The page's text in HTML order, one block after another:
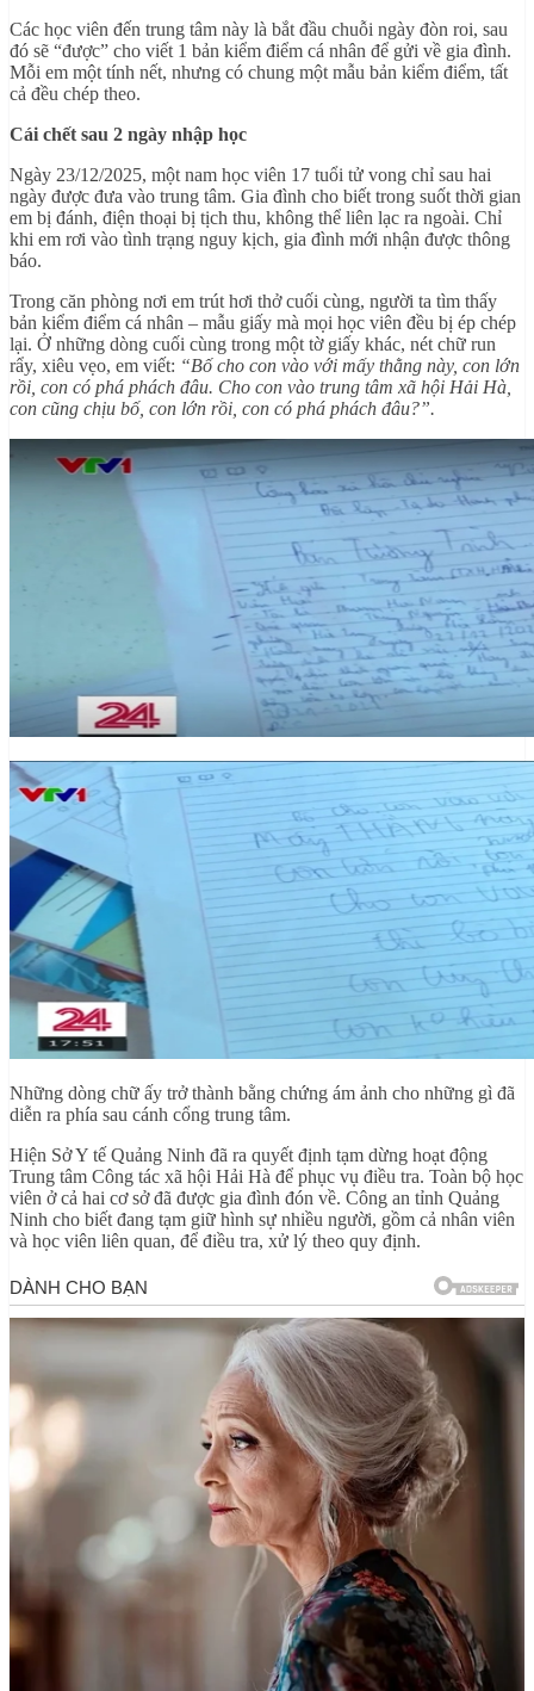
Các học viên đến trung tâm này là bắt đầu chuỗi ngày đòn roi, sau
đó sẽ “được” cho viết 1 bản kiểm điểm cá nhân để gửi về gia đình.
Mỗi em một tính nết, nhưng có chung một mẫu bản kiểm điểm, tất
cả đều chép theo.
Cái chết sau 2 ngày nhập học
Ngày 23/12/2025, một nam học viên 17 tuổi tử vong chỉ sau hai
ngày được đưa vào trung tâm. Gia đình cho biết trong suốt thời gian
em bị đánh, điện thoại bị tịch thu, không thể liên lạc ra ngoài. Chỉ
khi em rơi vào tình trạng nguy kịch, gia đình mới nhận được thông
báo.
Trong căn phòng nơi em trút hơi thở cuối cùng, người ta tìm thấy
bản kiểm điểm cá nhân – mẫu giấy mà mọi học viên đều bị ép chép
lại. Ở những dòng cuối cùng trong một tờ giấy khác, nét chữ run
rẩy, xiêu vẹo, em viết: “Bố cho con vào với mấy thằng này, con lớn
rồi, con có phá phách đâu. Cho con vào trung tâm xã hội Hải Hà,
con cũng chịu bố, con lớn rồi, con có phá phách đâu?”.
Những dòng chữ ấy trở thành bằng chứng ám ảnh cho những gì đã
diễn ra phía sau cánh cổng trung tâm.
Hiện Sở Y tế Quảng Ninh đã ra quyết định tạm dừng hoạt động
Trung tâm Công tác xã hội Hải Hà để phục vụ điều tra. Toàn bộ học
viên ở cả hai cơ sở đã được gia đình đón về. Công an tỉnh Quảng
Ninh cho biết đang tạm giữ hình sự nhiều người, gồm cả nhân viên
và học viên liên quan, để điều tra, xử lý theo quy định.